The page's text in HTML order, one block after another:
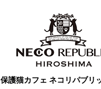
保護猫カフェ ネコリパブリ